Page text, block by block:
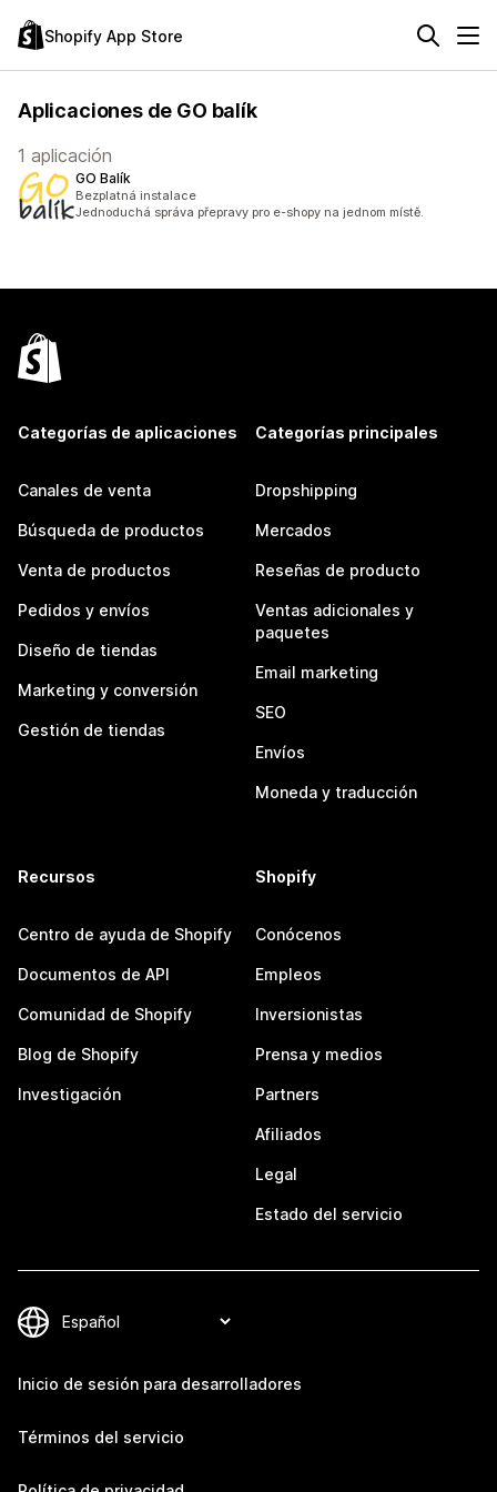
Shopify App Store
Aplicaciones de GO balík
1 aplicación
GO Balík
Bezplatná instalace
Jednoduchá správa přepravy pro e-shopy na jednom místě.
Categorías de aplicaciones
Canales de venta
Búsqueda de productos
Venta de productos
Pedidos y envíos
Diseño de tiendas
Marketing y conversión
Gestión de tiendas
Categorías principales
Dropshipping
Mercados
Reseñas de producto
Ventas adicionales y
paquetes
Email marketing
SEO
Envíos
Moneda y traducción
Recursos
Centro de ayuda de Shopify
Documentos de API
Comunidad de Shopify
Blog de Shopify
Investigación
Shopify
Conócenos
Empleos
Inversionistas
Prensa y medios
Partners
Afiliados
Legal
Estado del servicio
Inicio de sesión para desarrolladores
Términos del servicio